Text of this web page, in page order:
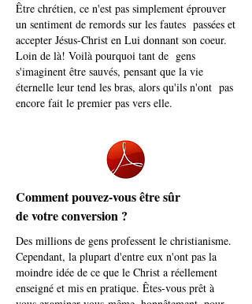
Être chrétien, ce n'est pas simplement éprouver
un sentiment de remords sur les fautes passées et
accepter Jésus-Christ en Lui donnant son coeur.
Loin de là! Voilà pourquoi tant de gens
s'imaginent être sauvés, pensant que la vie
éternelle leur tend les bras, alors qu'ils n'ont pas
encore fait le premier pas vers elle.
Comment pouvez-vous être sûr
de votre conversion ?
Des millions de gens professent le christianisme.
Cependant, la plupart d'entre eux n'ont pas la
moindre idée de ce que le Christ a réellement
enseigné et mis en pratique. Êtes-vous prêt à